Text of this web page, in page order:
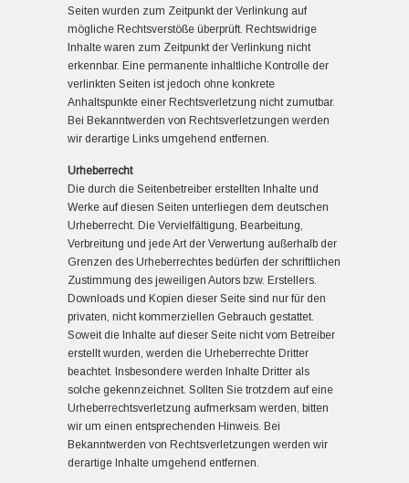
Seiten wurden zum Zeitpunkt der Verlinkung auf
mögliche Rechtsverstöße überprüft. Rechtswidrige
Inhalte waren zum Zeitpunkt der Verlinkung nicht
erkennbar. Eine permanente inhaltliche Kontrolle der
verlinkten Seiten ist jedoch ohne konkrete
Anhaltspunkte einer Rechtsverletzung nicht zumutbar.
Bei Bekanntwerden von Rechtsverletzungen werden
wir derartige Links umgehend entfernen.
Urheberrecht
Die durch die Seitenbetreiber erstellten Inhalte und
Werke auf diesen Seiten unterliegen dem deutschen
Urheberrecht. Die Vervielfältigung, Bearbeitung,
Verbreitung und jede Art der Verwertung außerhalb der
Grenzen des Urheberrechtes bedürfen der schriftlichen
Zustimmung des jeweiligen Autors bzw. Erstellers.
Downloads und Kopien dieser Seite sind nur für den
privaten, nicht kommerziellen Gebrauch gestattet.
Soweit die Inhalte auf dieser Seite nicht vom Betreiber
erstellt wurden, werden die Urheberrechte Dritter
beachtet. Insbesondere werden Inhalte Dritter als
solche gekennzeichnet. Sollten Sie trotzdem auf eine
Urheberrechtsverletzung aufmerksam werden, bitten
wir um einen entsprechenden Hinweis. Bei
Bekanntwerden von Rechtsverletzungen werden wir
derartige Inhalte umgehend entfernen.